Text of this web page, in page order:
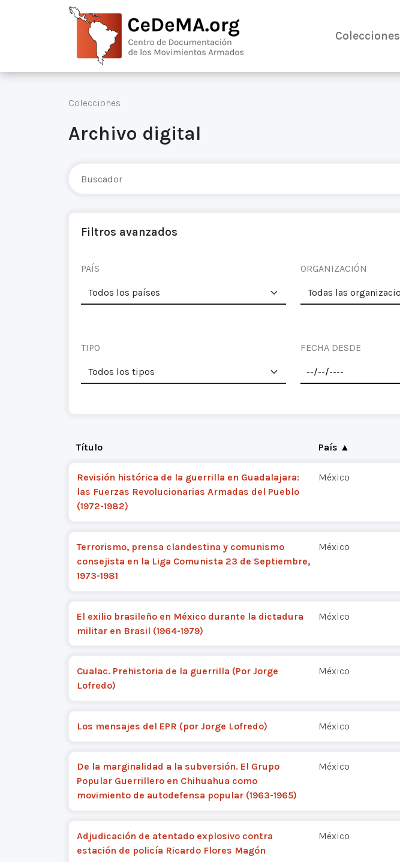
Colecciones
Colecciones
Archivo digital
Filtros avanzados
PAÍS ORGANIZACIÓN
TIPO FECHA DESDE
Título País ▲
Revisión histórica de la guerrilla en Guadalajara:
las Fuerzas Revolucionarias Armadas del Pueblo
(1972-1982)
México
Terrorismo, prensa clandestina y comunismo
consejista en la Liga Comunista 23 de Septiembre,
1973-1981
México
El exilio brasileño en México durante la dictadura
militar en Brasil (1964-1979)
México
Cualac. Prehistoria de la guerrilla (Por Jorge
Lofredo)
México
Los mensajes del EPR (por Jorge Lofredo) México
De la marginalidad a la subversión. El Grupo
Popular Guerrillero en Chihuahua como
movimiento de autodefensa popular (1963-1965)
México
Adjudicación de atentado explosivo contra
estación de policía Ricardo Flores Magón
México